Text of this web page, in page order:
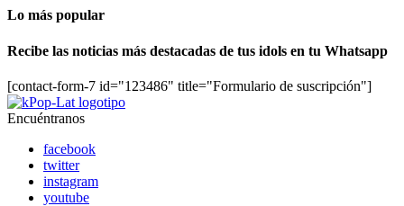
Lo más popular
Recibe las noticias más destacadas de tus idols en tu Whatsapp
[contact-form-7 id="123486" title="Formulario de suscripción"]
Encuéntranos
facebook
twitter
instagram
youtube